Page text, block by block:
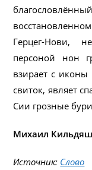
Герцег-Нови,
персоной нон
взирает с иконы
свиток, являет
Сии грозные
Михаил
Источник: Слово